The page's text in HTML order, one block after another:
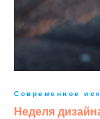
Современное
Неделя